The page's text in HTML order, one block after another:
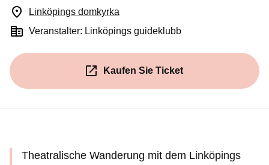
Linköpings domkyrka
Veranstalter: Linköpings guideklubb
Kaufen Sie Ticket
(Öffnet in einem neuen
Theatralische Wanderung mit dem Linköpings